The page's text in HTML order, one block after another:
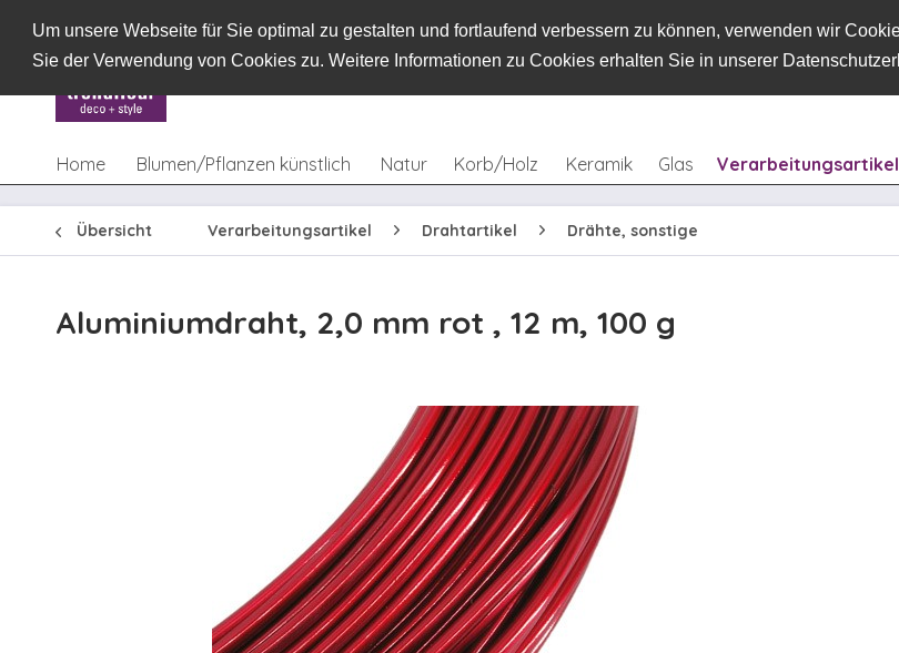
Um unsere Webseite für Sie optimal zu gestalten und fortlaufend verbessern zu können, verwenden wir
Sie der Verwendung von Cookies zu. Weitere Informationen zu Cookies erhalten Sie in unserer
Home Blumen/Pflanzen künstlich Natur Korb/Holz Keramik Glas Verarbeitungsartikel
Übersicht Verarbeitungsartikel Drahtartikel Drähte, sonstige
Aluminiumdraht, 2,0 mm rot , 12 m, 100 g